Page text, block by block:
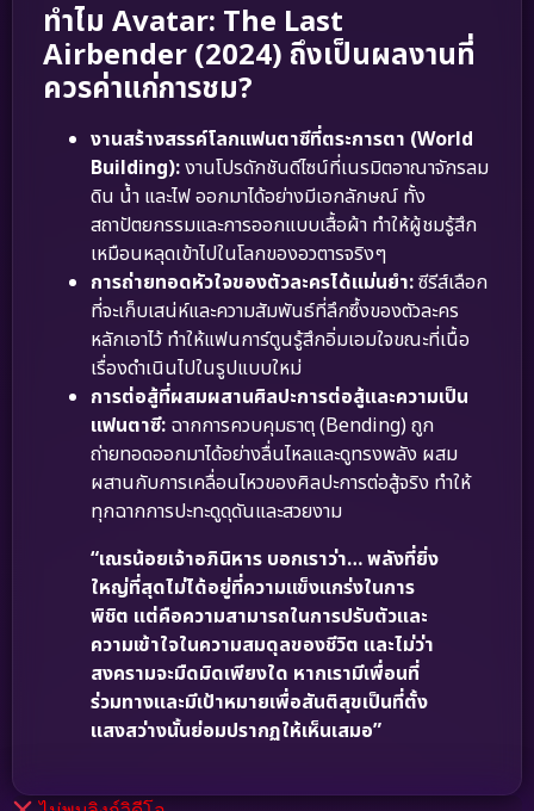
ทำไม Avatar: The Last
Airbender (2024) ถึงเป็นผลงานที่
ควรค่าแก่การชม?
งานสร้างสรรค์โลกแฟนตาซีที่ตระการตา (World
Building):งานโปรดักชันดีไซน์ที่เนรมิตอาณาจักรลม
ดิน น้ำ และไฟ ออกมาได้อย่างมีเอกลักษณ์ ทั้ง
สถาปัตยกรรมและการออกแบบเสื้อผ้า ทำให้ผู้ชมรู้สึก
เหมือนหลุดเข้าไปในโลกของอวตารจริงๆ
การถ่ายทอดหัวใจของตัวละครได้แม่นยำ:ซีรีส์เลือก
ที่จะเก็บเสน่ห์และความสัมพันธ์ที่ลึกซึ้งของตัวละคร
หลักเอาไว้ ทำให้แฟนการ์ตูนรู้สึกอิ่มเอมใจขณะที่เนื้อ
เรื่องดำเนินไปในรูปแบบใหม่
การต่อสู้ที่ผสมผสานศิลปะการต่อสู้และความเป็น
แฟนตาซี: ฉากการควบคุมธาตุ (Bending) ถูก
ถ่ายทอดออกมาได้อย่างลื่นไหลและดูทรงพลัง ผสม
ผสานกับการเคลื่อนไหวของศิลปะการต่อสู้จริง ทำให้
ทุกฉากการปะทะดูดุดันและสวยงาม
“เณรน้อยเจ้าอภินิหาร บอกเราว่า… พลังที่ยิ่ง
ใหญ่ที่สุดไม่ได้อยู่ที่ความแข็งแกร่งในการ
พิชิต แต่คือความสามารถในการปรับตัวและ
ความเข้าใจในความสมดุลของชีวิต และไม่ว่า
สงครามจะมืดมิดเพียงใด หากเรามีเพื่อนที่
ร่วมทางและมีเป้าหมายเพื่อสันติสุขเป็นที่ตั้ง
แสงสว่างนั้นย่อมปรากฏให้เห็นเสมอ”